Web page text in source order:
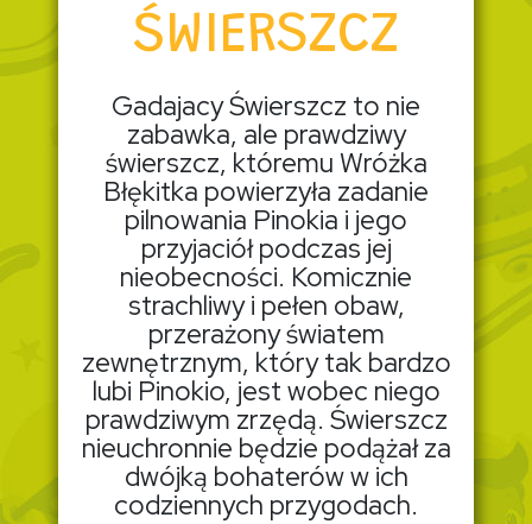
ŚWIERSZCZ
Gadajacy Świerszcz to nie
zabawka, ale prawdziwy
świerszcz, któremu Wróżka
Błękitka powierzyła zadanie
pilnowania Pinokia i jego
przyjaciół podczas jej
nieobecności. Komicznie
strachliwy i pełen obaw,
przerażony światem
zewnętrznym, który tak bardzo
lubi Pinokio, jest wobec niego
prawdziwym zrzędą. Świerszcz
nieuchronnie będzie podążał za
dwójką bohaterów w ich
codziennych przygodach.